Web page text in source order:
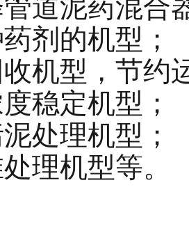
道泥药混合
剂的机型；
机型，节约
稳定机型；
处理机型；
理机型等。